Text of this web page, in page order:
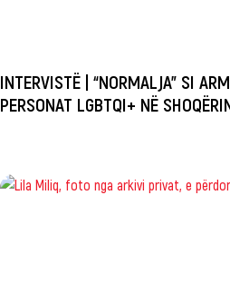
INTERVISTË | “NORMALJA” SI
PERSONAT LGBTQI+ NË